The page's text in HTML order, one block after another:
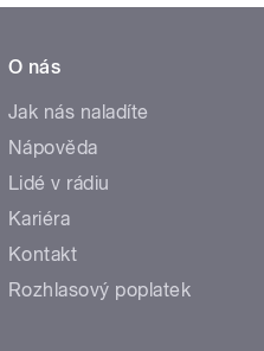
O nás
Jak nás naladíte
Nápověda
Lidé v rádiu
Kariéra
Kontakt
Rozhlasový poplatek